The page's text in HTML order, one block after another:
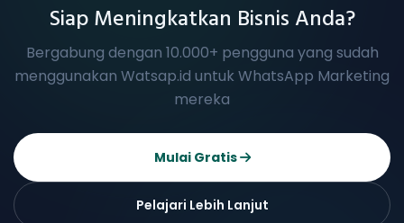
Siap Meningkatkan Bisnis Anda?
Bergabung dengan 10.000+ pengguna yang sudah
menggunakan Watsap.id untuk WhatsApp Marketing
mereka
Mulai Gratis
Pelajari Lebih Lanjut